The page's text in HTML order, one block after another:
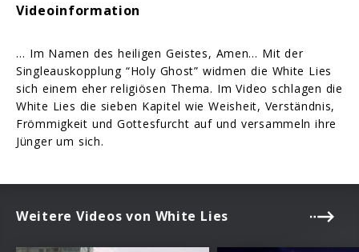
Videoinformation
… Im Namen des heiligen Geistes, Amen… Mit der
Singleauskopplung “Holy Ghost” widmen die White Lies
sich einem eher religiösen Thema. Im Video schlagen die
White Lies die sieben Kapitel wie Weisheit, Verständnis,
Frömmigkeit und Gottesfurcht auf und versammeln ihre
Jünger um sich.
Weitere Videos von White Lies